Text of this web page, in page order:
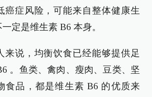
癌症风险，可能来自整体健康生
定是维生素 B6 本身。
来说，均衡饮食已经能够提供足
。鱼类、禽肉、瘦肉、豆类、坚
食品，都是维生素 B6 的优质来